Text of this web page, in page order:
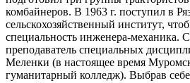
комбайнеров. В 1963 г. поступил в
сельскохозяйственный институт,
специальность инженера-механика.
преподаватель специальных
Меленки (в настоящее время
гуманитарный колледж). Выбрав